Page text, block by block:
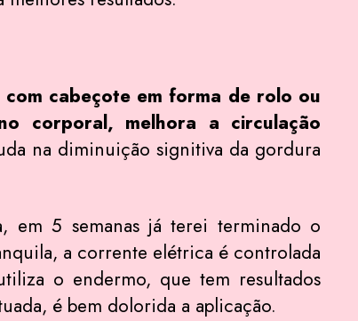
cabeçote em forma de rolo ou
corporal, melhora a circulação
na diminuição signitiva da gordura
em 5 semanas já terei terminado o
a corrente elétrica é controlada
o endermo, que tem resultados
é bem dolorida a aplicação.